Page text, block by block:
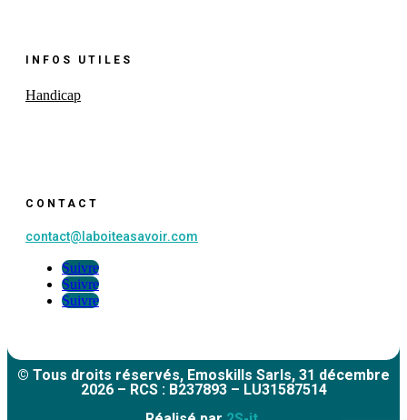
INFOS UTILES
Handicap
CONTACT
contact@laboiteasavoir.com
Suivre
Suivre
Suivre
© Tous droits réservés, Emoskills Sarls, 31 décembre
2026 – RCS : B237893 – LU31587514